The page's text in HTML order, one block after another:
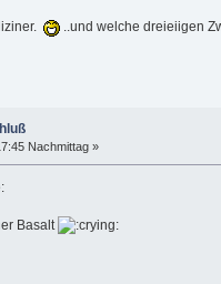
..und welche dreieiigen
Nachmittag »
Basalt